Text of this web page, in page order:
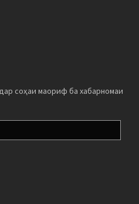
соҳаи маориф ба хабарномаи